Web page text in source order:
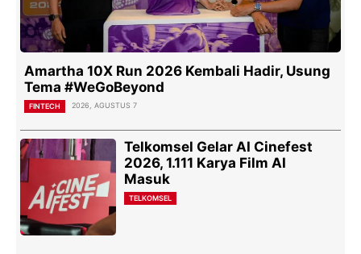
Amartha 10X Run 2026 Kembali Hadir, Usung
Tema #WeGoBeyond
FINTECH 2026, AGUSTUS 7
Telkomsel Gelar AI Cinefest
2026, 1.111 Karya Film AI
Masuk
TELKOMSEL